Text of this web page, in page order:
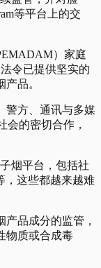
等平台上的交
）家庭
令已提供坚实的
产品。
警方、通讯与多媒
会的密切合作，
烟平台，包括社
，这些都越来越难
品成分的监管，
物质或合成毒